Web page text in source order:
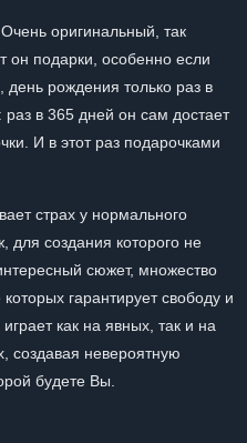
оригинальный, так
он подарки, особенно если
рождения только раз в
раз в 365 дней он сам достает
И в этот раз подарочками
страх у нормального
для создания которого не
сюжет, множество
гарантирует свободу и
как на явных, так и на
создавая невероятную
будете Вы.